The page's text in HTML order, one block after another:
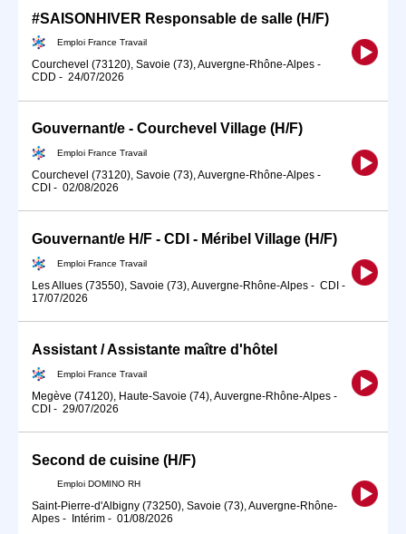
#SAISONHIVER Responsable de salle (H/F)
Emploi France Travail
Courchevel (73120), Savoie (73), Auvergne-Rhône-Alpes -
CDD - 24/07/2026
Gouvernant/e - Courchevel Village (H/F)
Emploi France Travail
Courchevel (73120), Savoie (73), Auvergne-Rhône-Alpes -
CDI - 02/08/2026
Gouvernant/e H/F - CDI - Méribel Village (H/F)
Emploi France Travail
Les Allues (73550), Savoie (73), Auvergne-Rhône-Alpes - CDI -
17/07/2026
Assistant / Assistante maître d'hôtel
Emploi France Travail
Megève (74120), Haute-Savoie (74), Auvergne-Rhône-Alpes -
CDI - 29/07/2026
Second de cuisine (H/F)
Emploi DOMINO RH
Saint-Pierre-d'Albigny (73250), Savoie (73), Auvergne-Rhône-
Alpes - Intérim - 01/08/2026